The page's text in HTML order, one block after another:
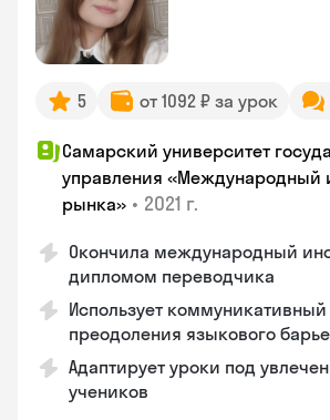
5 от 1092 ₽ за урок
Самарский университет
управления «Международный
рынка» • 2021 г.
Окончила международный
дипломом переводчика
Использует
преодоления языкового
Адаптирует уроки под
учеников